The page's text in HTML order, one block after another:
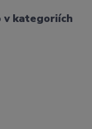
v kategoriích